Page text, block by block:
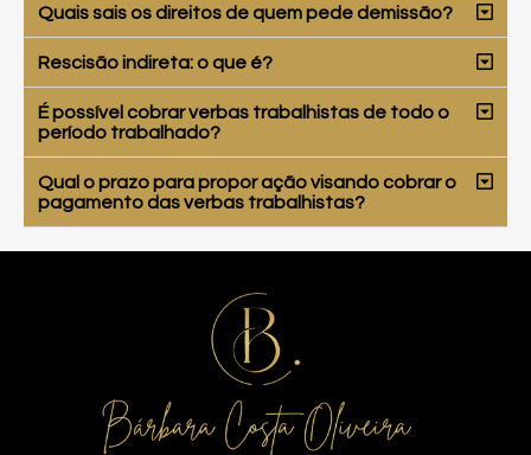
Quais sais os direitos de quem pede demissão?
Rescisão indireta: o que é?
É possível cobrar verbas trabalhistas de todo o
período trabalhado?
Qual o prazo para propor ação visando cobrar o
pagamento das verbas trabalhistas?